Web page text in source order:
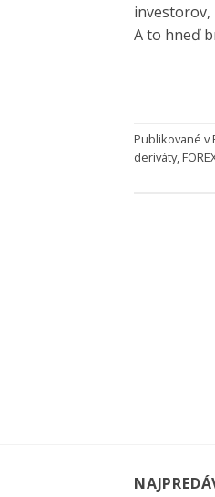
investorov,
A to hneď
Publikované v
deriváty,